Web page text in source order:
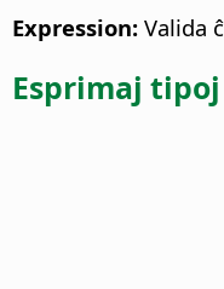
Expression: Valida
Esprimaj